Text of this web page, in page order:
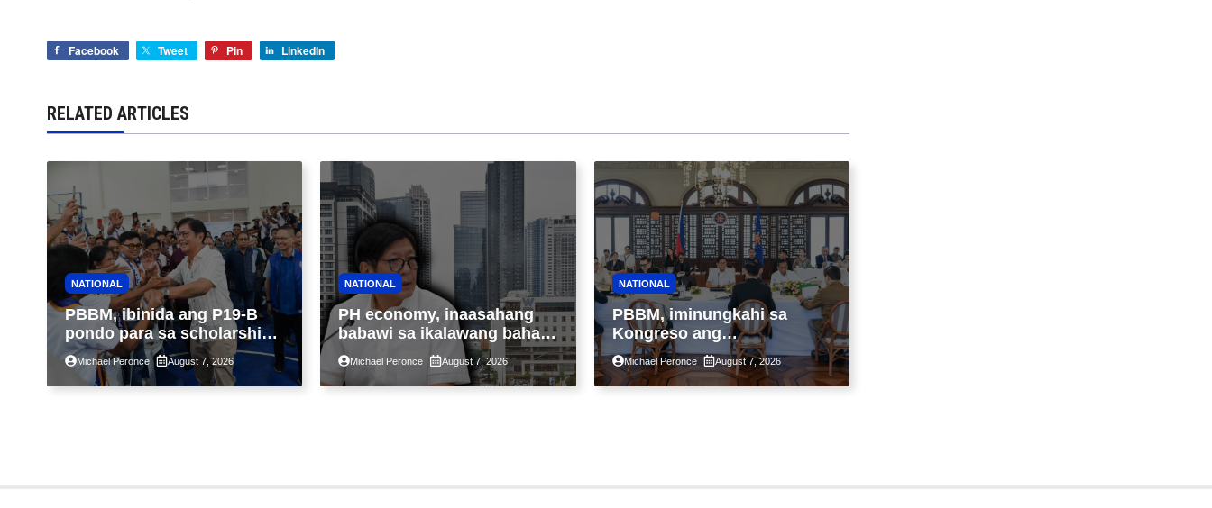
Facebook Tweet Pin LinkedIn
RELATED ARTICLES
NATIONAL
PBBM, ibinida ang P19-B
pondo para sa scholarship
ngayong taon, pinakamalaki
sa kasaysayan ng TESDA
Michael Peronce August 7, 2026
NATIONAL
PH economy, inaasahang
babawi sa ikalawang bahagi
ng taon kasunod ng 2.3%
GDP dulot ng Middle East
war, pagkaantala ng public
Michael Peronce August 7, 2026
NATIONAL
PBBM, iminungkahi sa
Kongreso ang
pansamantalang
suspensyon sa
pagpapatupad ng Real
Michael Peronce August 7, 2026